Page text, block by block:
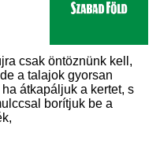
csak öntöznünk kell,
a talajok gyorsan
átkapáljuk a kertet, s
borítjuk be a